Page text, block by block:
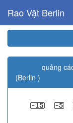
Rao Vặt Berlin
quảng
(Berlin )